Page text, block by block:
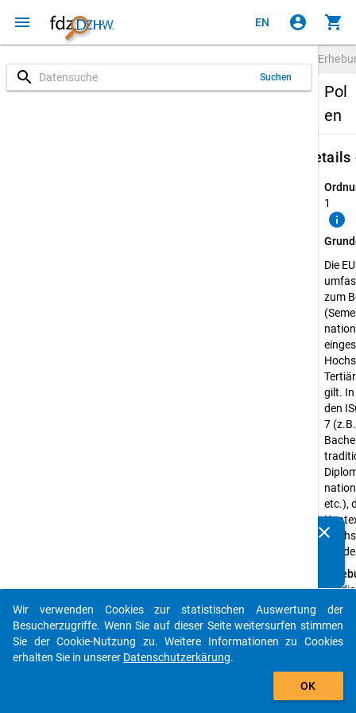
menu EN account_circle shopping_cart
search Suchen
Pol
en
Details
1
info
Die
zum
gilt. In
den
7
etc.),
Daten
clear
auto_stories
add_shopping_cart
Wir verwenden Cookies zur statistischen Auswertung der
Besucherzugriffe. Wenn Sie auf dieser Seite weitersurfen stimmen
Sie der Cookie-Nutzung zu. Weitere Informationen zu Cookies
erhalten Sie in unserer Datenschutzerkärung.
OK